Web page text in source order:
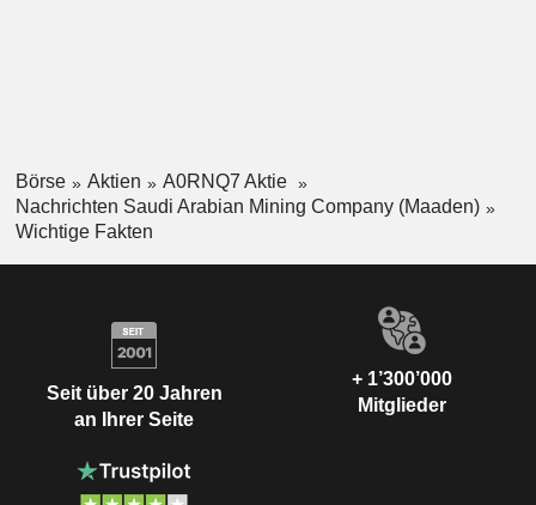
Börse Aktien
A0RNQ7 Aktie
Nachrichten Saudi Arabian Mining Company (Maaden)
Wichtige Fakten
Seit über 20 Jahren
an Ihrer Seite
+ 1’300’000
Mitglieder